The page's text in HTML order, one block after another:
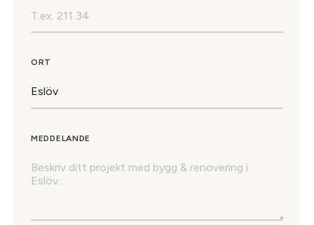
ORT
MEDDELANDE